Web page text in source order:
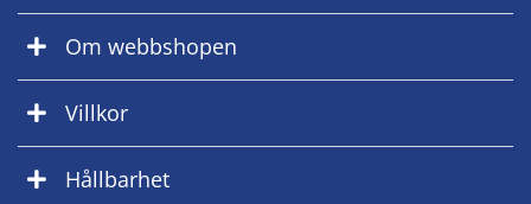
Om webbshopen
Villkor
Hållbarhet